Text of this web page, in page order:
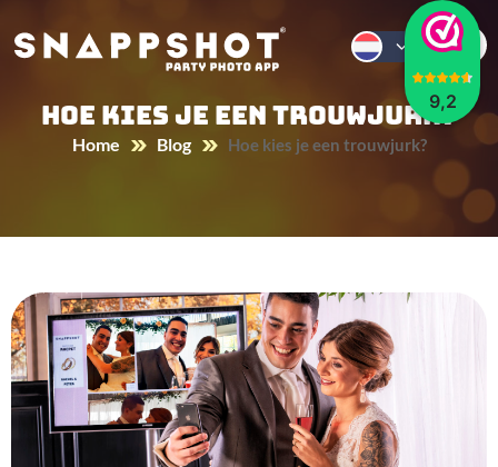
9,2
Hoe kies je een trouwjurk?
Home Blog Hoe kies je een trouwjurk?